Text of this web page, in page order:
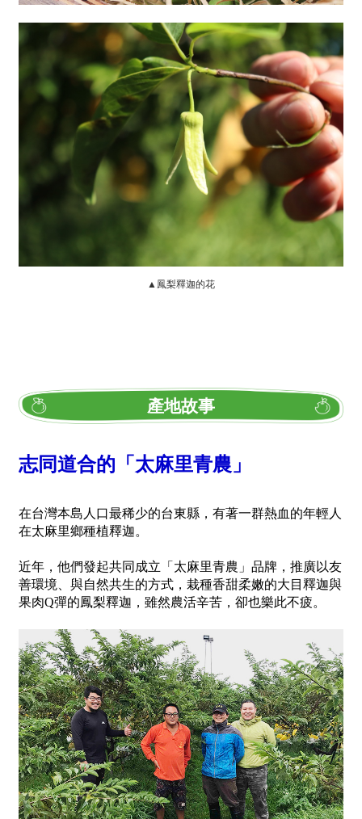
▲鳳梨釋迦的花
產地故事
志同道合的「太麻里青農」
在台灣本島人口最稀少的台東縣，有著一群熱血的年輕人
在太麻里鄉種植釋迦。
近年，他們發起共同成立「太麻里青農」品牌，推廣以友
善環境、與自然共生的方式，栽種香甜柔嫩的大目釋迦與
果肉Q彈的鳳梨釋迦，雖然農活辛苦，卻也樂此不疲。